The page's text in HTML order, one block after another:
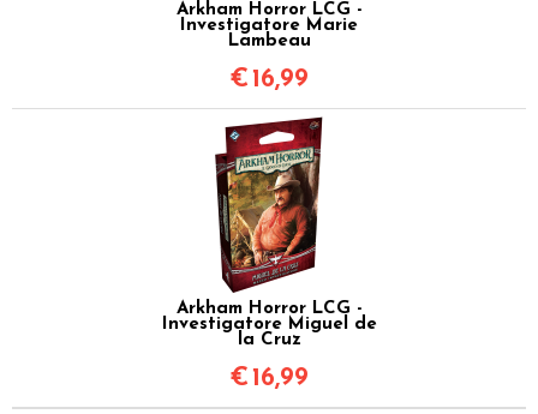
Arkham Horror LCG -
Investigatore Marie
Lambeau
€ 16,99
Arkham Horror LCG -
Investigatore Miguel de
la Cruz
€ 16,99